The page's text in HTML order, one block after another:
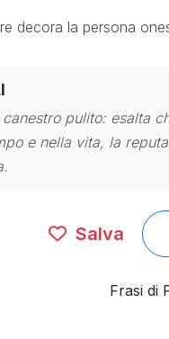
decora la persona
pulito: esalta
e nella vita, la
Salva
Frasi di